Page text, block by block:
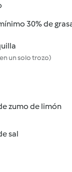
30% de
un solo trozo)
zumo de limón
sal